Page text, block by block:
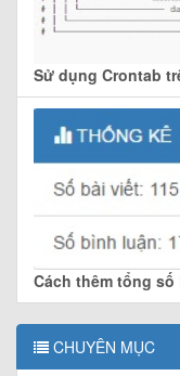
Sử dụng Crontab
Cách thêm tổng
CHUYÊN MỤC